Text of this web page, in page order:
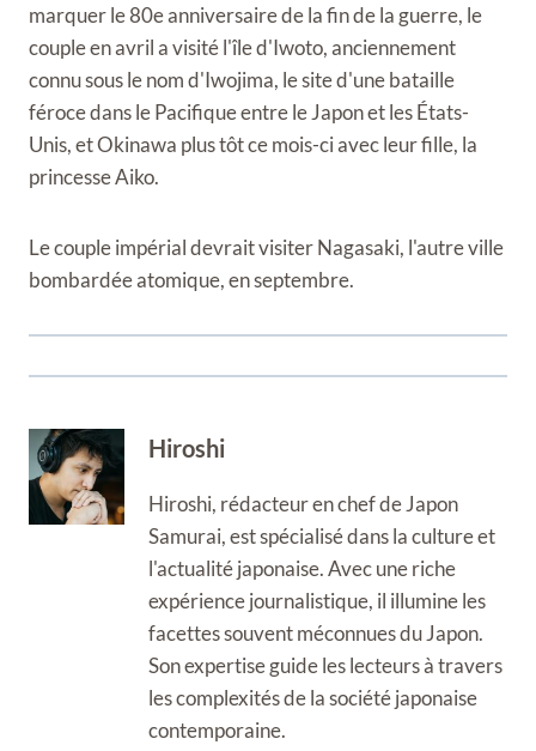
marquer le 80e anniversaire de la fin de la guerre, le
couple en avril a visité l'île d'Iwoto, anciennement
connu sous le nom d'Iwojima, le site d'une bataille
féroce dans le Pacifique entre le Japon et les États-
Unis, et Okinawa plus tôt ce mois-ci avec leur fille, la
princesse Aiko.
Le couple impérial devrait visiter Nagasaki, l'autre ville
bombardée atomique, en septembre.
Hiroshi
Hiroshi, rédacteur en chef de Japon
Samurai, est spécialisé dans la culture et
l'actualité japonaise. Avec une riche
expérience journalistique, il illumine les
facettes souvent méconnues du Japon.
Son expertise guide les lecteurs à travers
les complexités de la société japonaise
contemporaine.